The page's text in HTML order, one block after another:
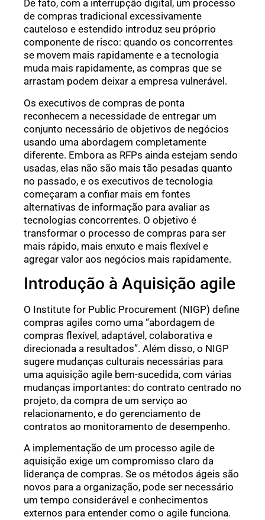
De fato, com a interrupção digital, um processo
de compras tradicional excessivamente
cauteloso e estendido introduz seu próprio
componente de risco: quando os concorrentes
se movem mais rapidamente e a tecnologia
muda mais rapidamente, as compras que se
arrastam podem deixar a empresa vulnerável.
Os executivos de compras de ponta
reconhecem a necessidade de entregar um
conjunto necessário de objetivos de negócios
usando uma abordagem completamente
diferente. Embora as RFPs ainda estejam sendo
usadas, elas não são mais tão pesadas quanto
no passado, e os executivos de tecnologia
começaram a confiar mais em fontes
alternativas de informação para avaliar as
tecnologias concorrentes. O objetivo é
transformar o processo de compras para ser
mais rápido, mais enxuto e mais flexível e
agregar valor aos negócios mais rapidamente.
Introdução à Aquisição agile
O Institute for Public Procurement (NIGP) define
compras agiles como uma “abordagem de
compras flexível, adaptável, colaborativa e
direcionada a resultados”. Além disso, o NIGP
sugere mudanças culturais necessárias para
uma aquisição agile bem-sucedida, com várias
mudanças importantes: do contrato centrado no
projeto, da compra de um serviço ao
relacionamento, e do gerenciamento de
contratos ao monitoramento de desempenho.
A implementação de um processo agile de
aquisição exige um compromisso claro da
liderança de compras. Se os métodos ágeis são
novos para a organização, pode ser necessário
um tempo considerável e conhecimentos
externos para entender como o agile funciona.